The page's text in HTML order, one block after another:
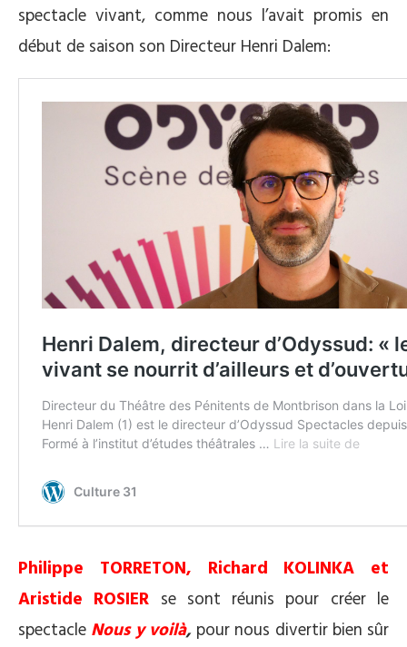
spectacle vivant, comme nous l’avait promis en
début de saison son Directeur Henri Dalem:
Philippe TORRETON, Richard KOLINKA et
Aristide ROSIER se sont réunis pour créer le
spectacle Nous y voilà,pour nous divertir bien sûr